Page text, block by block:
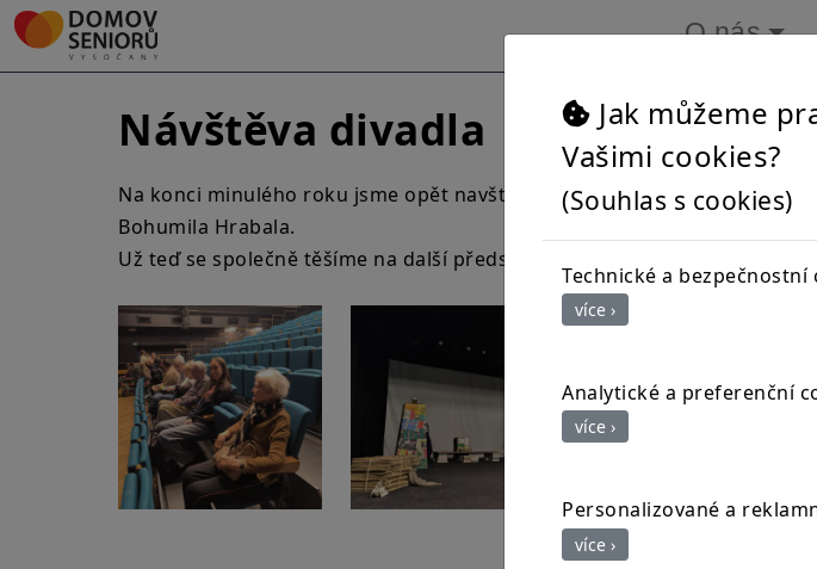
O nás
Návštěva divadla
Na konci minulého roku jsme opět navštívili naše oblíbené Divadlo
Bohumila Hrabala.
Už teď se společně těšíme na další představení.
Jak můžeme
Vašimi cookies?
(Souhlas s cookies)
Technické a bezpečnostní
více ›
Analytické a preferenční
více ›
Personalizované a
více ›